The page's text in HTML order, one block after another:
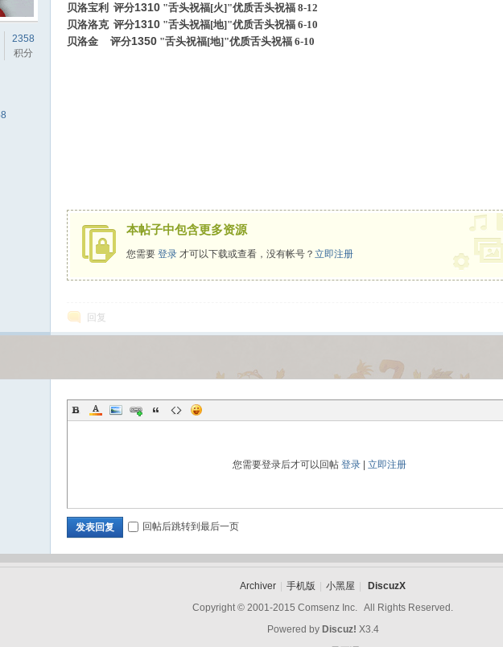
2358
积分
贝洛宝利 评分1310 "舌头祝福[火]"优质舌头祝福 8-12
贝洛洛克 评分1310 "舌头祝福[地]"优质舌头祝福 6-10
贝洛金
评分1350 "舌头祝福[地]"优质舌头祝福 6-10
本帖子中包含更多资源
您需要 登录 才可以下载或查看，没有帐号？ 立即注册
回复
您需要登录后才可以回帖 登录| 立即注册
发表回复 回帖后跳转到最后一页
Archiver 手机版 小黑屋
DiscuzX
Copyright © 2001-2015 Comsenz Inc. All Rights Reserved.
Powered by Discuz! X3.4